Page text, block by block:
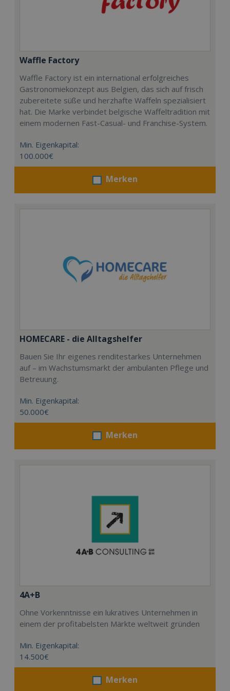
Waffle Factory
Waffle Factory ist ein international erfolgreiches
Gastronomiekonzept aus Belgien, das sich auf frisch
zubereitete süße und herzhafte Waffeln spezialisiert
hat. Die Marke verbindet belgische Waffeltradition mit
einem modernen Fast-Casual- und Franchise-System.
Min. Eigenkapital:
100.000€
Merken
HOMECARE - die Alltagshelfer
Bauen Sie Ihr eigenes renditestarkes Unternehmen
auf – im Wachstumsmarkt der ambulanten Pflege und
Betreuung.
Min. Eigenkapital:
50.000€
Merken
4A+B
Ohne Vorkenntnisse ein lukratives Unternehmen in
einem der profitabelsten Märkte weltweit gründen
Min. Eigenkapital:
14.500€
Merken